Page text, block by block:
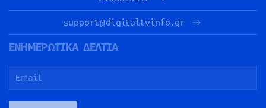
support@digitaltvinfo.gr
ΕΝΗΜΕΡΩΤΙΚΑ ΔΕΛΤΙΑ